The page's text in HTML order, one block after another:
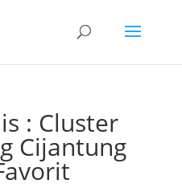
: Cluster
Cijantung